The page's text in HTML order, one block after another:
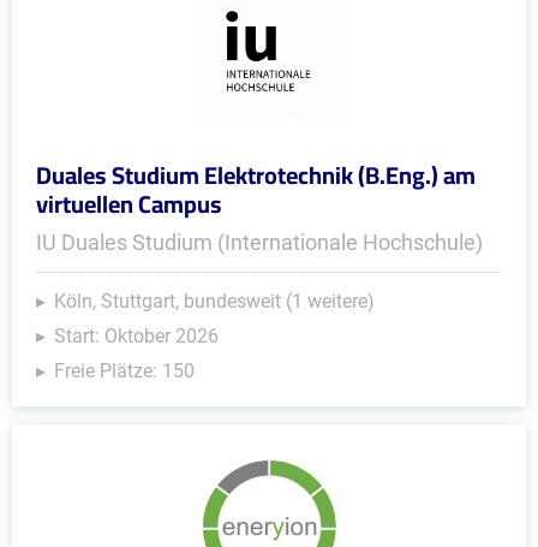
Duales Studium Elektrotechnik (B.Eng.) am
virtuellen Campus
IU Duales Studium (Internationale Hochschule)
Köln, Stuttgart, bundesweit (1 weitere)
Start: Oktober 2026
Freie Plätze: 150